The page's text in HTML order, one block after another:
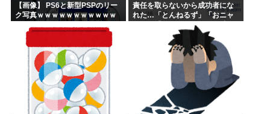
【画像】 PS6と新型PSPのリー
ク写真ｗｗｗｗｗｗｗｗｗｗｗ
責任を取らないから成功者にな
れた…「とんねるず」「おニャ
ン子」「AKB」とヒットを出し
続けた秋元康の哲学！！！